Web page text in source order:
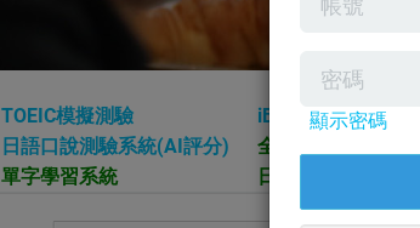
TOEIC模擬測驗 iBT托福模擬測驗
日語口說測驗系統(AI評分)
全民英檢複試練習
單字學習系統
日文學習課程
顯示密碼